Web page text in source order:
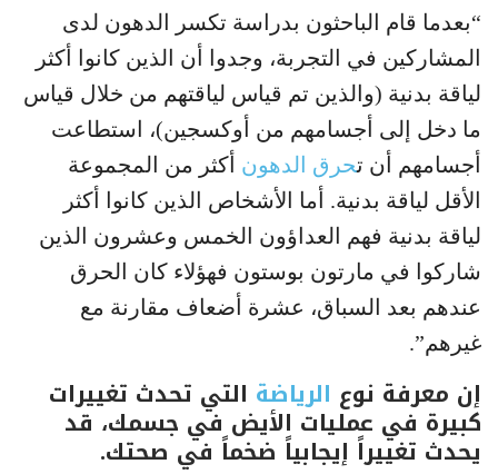
“بعدما قام الباحثون بدراسة تكسر الدهون لدى
المشاركين في التجربة، وجدوا أن الذين كانوا أكثر
لياقة بدنية (والذين تم قياس لياقتهم من خلال قياس
ما دخل إلى أجسامهم من أوكسجين)، استطاعت
أجسامهم أن تحرق الدهون أكثر من المجموعة
الأقل لياقة بدنية. أما الأشخاص الذين كانوا أكثر
لياقة بدنية فهم العداؤون الخمس وعشرون الذين
شاركوا في مارتون بوستون فهؤلاء كان الحرق
عندهم بعد السباق، عشرة أضعاف مقارنة مع
غيرهم”.
إن معرفة نوع الرياضة التي تحدث تغييرات
كبيرة في عمليات الأيض في جسمك، قد
يحدث تغييراً إيجابياً ضخماً في صحتك.